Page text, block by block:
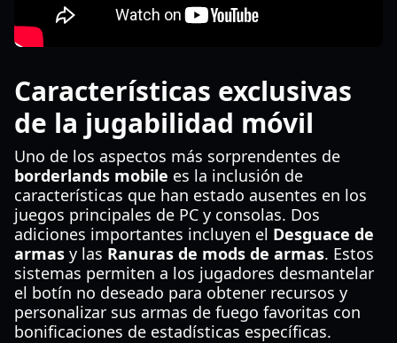
Características exclusivas
de la jugabilidad móvil
Uno de los aspectos más sorprendentes de
borderlands mobile es la inclusión de
características que han estado ausentes en los
juegos principales de PC y consolas. Dos
adiciones importantes incluyen el Desguace de
armas y las Ranuras de mods de armas. Estos
sistemas permiten a los jugadores desmantelar
el botín no deseado para obtener recursos y
personalizar sus armas de fuego favoritas con
bonificaciones de estadísticas específicas.